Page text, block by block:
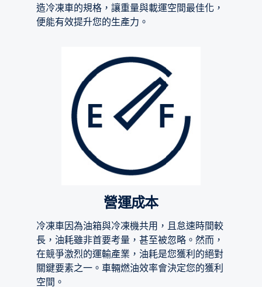
造冷凍車的規格，讓重量與載運空間最佳化，
便能有效提升您的生產力。
營運成本
冷凍車因為油箱與冷凍機共用，且怠速時間較
長，油耗雖非首要考量，甚至被忽略。然而，
在競爭激烈的運輸產業，油耗是您獲利的絕對
關鍵要素之一。車輛燃油效率會決定您的獲利
空間。